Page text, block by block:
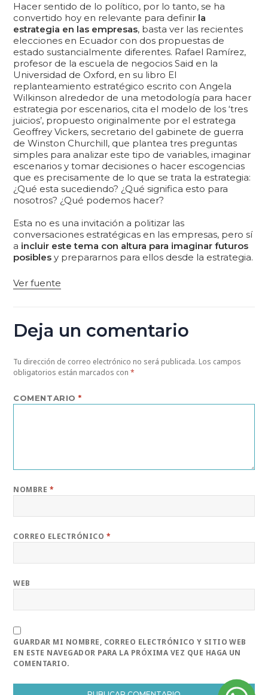
Hacer sentido de lo político, por lo tanto, se ha
convertido hoy en relevante para definir la
estrategia en las empresas, basta ver las recientes
elecciones en Ecuador con dos propuestas de
estado sustancialmente diferentes. Rafael Ramírez,
profesor de la escuela de negocios Said en la
Universidad de Oxford, en su libro El
replanteamiento estratégico escrito con Angela
Wilkinson alrededor de una metodología para hacer
estrategia por escenarios, cita el modelo de los ‘tres
juicios’, propuesto originalmente por el estratega
Geoffrey Vickers, secretario del gabinete de guerra
de Winston Churchill, que plantea tres preguntas
simples para analizar este tipo de variables, imaginar
escenarios y tomar decisiones o hacer escogencias
que es precisamente de lo que se trata la estrategia:
¿Qué esta sucediendo? ¿Qué significa esto para
nosotros? ¿Qué podemos hacer?
Esta no es una invitación a politizar las
conversaciones estratégicas en las empresas, pero sí
a incluir este tema con altura para imaginar futuros
posibles y prepararnos para ellos desde la estrategia.
Ver fuente
Deja un comentario
Tu dirección de correo electrónico no será publicada. Los campos
obligatorios están marcados con*
COMENTARIO*
NOMBRE *
CORREO ELECTRÓNICO *
WEB
GUARDAR MI NOMBRE, CORREO ELECTRÓNICO Y SITIO WEB
EN ESTE NAVEGADOR PARA LA PRÓXIMA VEZ QUE HAGA UN
COMENTARIO.